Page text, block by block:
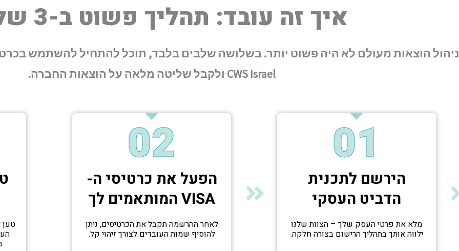
איך זה עובד: תהליך פשוט ב-3 שלבים
ניהול הוצאות מעולם לא היה פשוט יותר. בשלושה שלבים בלבד, תוכל להתחיל להשתמש
CWS Israel ולקבל שליטה מלאה על הוצאות החברה.
01
הירשם לתכנית
הדביט העסקי
מלא את פרטי העסק שלך – הצוות שלנו
ילווה אותך בתהליך הרישום בצורה חלקה.
02
הפעל את כרטיסי ה-
VISA המותאמים לך
לאחר ההרשמה תקבל את הכרטיסים, ניתן
להוסיף שמות העובדים לצורך זיהוי קל.
טען